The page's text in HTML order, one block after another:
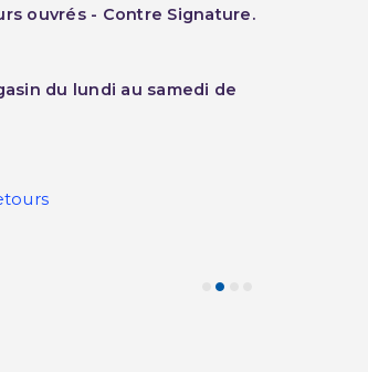
ouvrés - Contre Signature.
du lundi au samedi de